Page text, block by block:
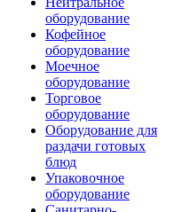
оборудование
Кофейное
оборудование
Моечное
оборудование
Торговое
оборудование
Оборудование для
раздачи готовых
блюд
Упаковочное
оборудование